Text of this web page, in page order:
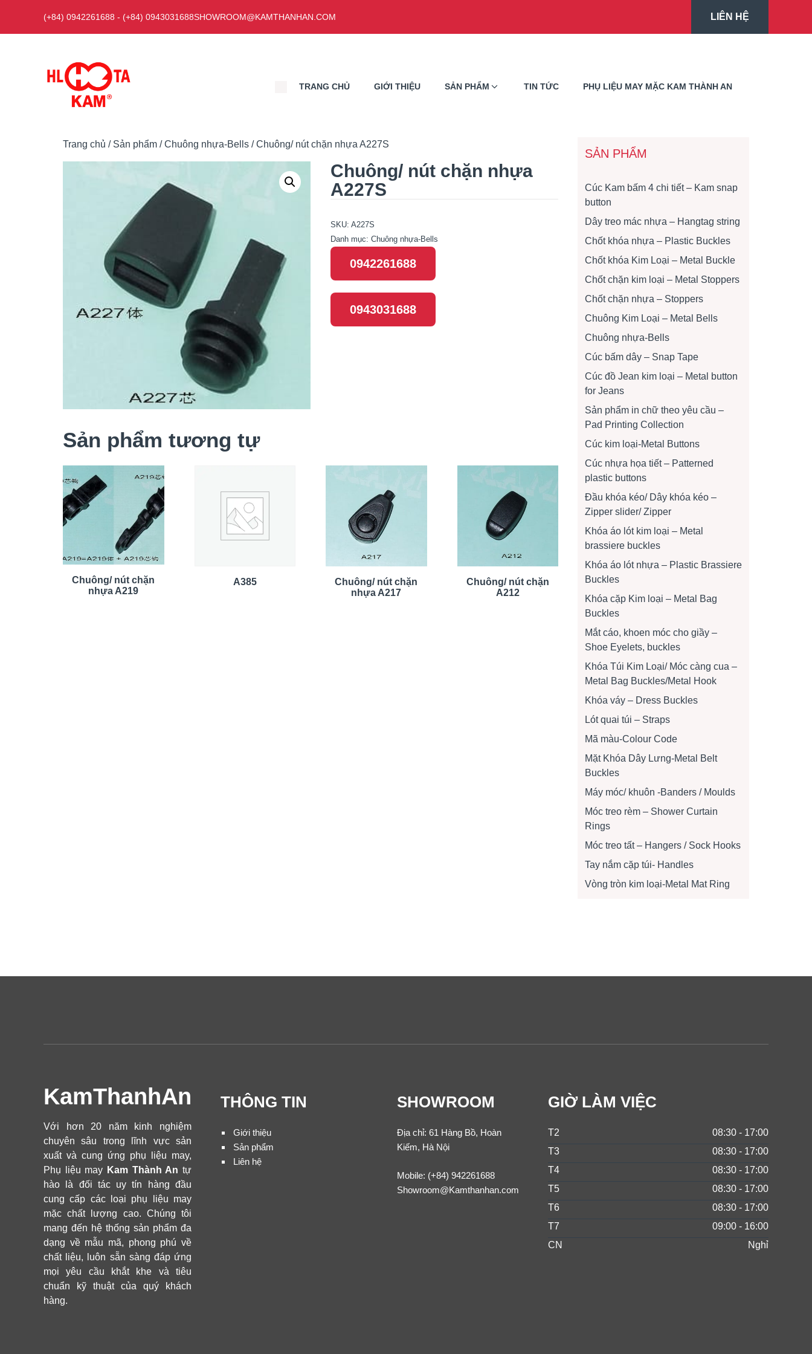
nội
(+84) 0942261688 - (+84) 0943031688SHOWROOM@KAMTHANHAN.COM LIÊN HỆ
TRANG CHỦ GIỚI THIỆU SẢN PHẨM TIN TỨC PHỤ LIỆU MAY MẶC KAM THÀNH AN
Trang chủ / Sản phẩm /Chuông nhựa-Bells / Chuông/ nút chặn nhựa A227S
Chuông/ nút chặn nhựa
A227S
SKU: A227S
Danh mục: Chuông nhựa-Bells
0942261688
0943031688
Sản phẩm tương tự
Chuông/ nút chặn
nhựa A219
A385
Chuông/ nút chặn
nhựa A217
Chuông/ nút chặn
A212
SẢN PHẨM
Cúc Kam bấm 4 chi tiết – Kam snap
button
Dây treo mác nhựa – Hangtag string
Chốt khóa nhựa – Plastic Buckles
Chốt khóa Kim Loại – Metal Buckle
Chốt chặn kim loại – Metal Stoppers
Chốt chặn nhựa – Stoppers
Chuông Kim Loại – Metal Bells
Chuông nhựa-Bells
Cúc bấm dây – Snap Tape
Cúc đồ Jean kim loại – Metal button
for Jeans
Sản phẩm in chữ theo yêu cầu –
Pad Printing Collection
Cúc kim loại-Metal Buttons
Cúc nhựa họa tiết – Patterned
plastic buttons
Đầu khóa kéo/ Dây khóa kéo –
Zipper slider/ Zipper
Khóa áo lót kim loại – Metal
brassiere buckles
Khóa áo lót nhựa – Plastic Brassiere
Buckles
Khóa cặp Kim loại – Metal Bag
Buckles
Mắt cáo, khoen móc cho giầy –
Shoe Eyelets, buckles
Khóa Túi Kim Loại/ Móc càng cua –
Metal Bag Buckles/Metal Hook
Khóa váy – Dress Buckles
Lót quai túi – Straps
Mã màu-Colour Code
Mặt Khóa Dây Lưng-Metal Belt
Buckles
Máy móc/ khuôn -Banders / Moulds
Móc treo rèm – Shower Curtain
Rings
Móc treo tất – Hangers / Sock Hooks
Tay nắm cặp túi- Handles
Vòng tròn kim loại-Metal Mat Ring
KamThanhAn
Với hơn 20 năm kinh nghiệm
chuyên sâu trong lĩnh vực sản
xuất và cung ứng phụ liệu may,
Phụ liệu may Kam Thành An tự
hào là đối tác uy tín hàng đầu
cung cấp các loại phụ liệu may
mặc chất lượng cao. Chúng tôi
mang đến hệ thống sản phẩm đa
dạng về mẫu mã, phong phú về
chất liệu, luôn sẵn sàng đáp ứng
mọi yêu cầu khắt khe và tiêu
chuẩn kỹ thuật của quý khách
hàng.
THÔNG TIN
Giới thiệu
Sản phẩm
Liên hệ
SHOWROOM
Địa chỉ: 61 Hàng Bồ, Hoàn
Kiếm, Hà Nội
Mobile: (+84) 942261688
Showroom@Kamthanhan.com
GIỜ LÀM VIỆC
T2
08:30 - 17:00
T3
08:30 - 17:00
T4
08:30 - 17:00
T5
08:30 - 17:00
T6
08:30 - 17:00
T7
09:00 - 16:00
CN
Nghỉ